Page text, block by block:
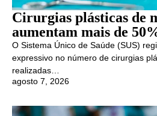
Cirurgias plásticas de
aumentam mais de
O Sistema Único de Saúde (SUS)
expressivo no número de cirurgias
realizadas…
agosto 7, 2026